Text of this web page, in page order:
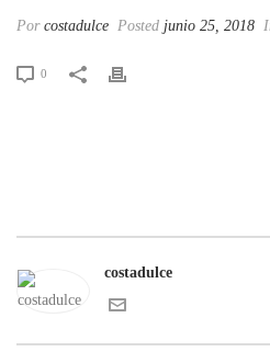
Por costadulce Posted junio 25, 2018
0
costadulce